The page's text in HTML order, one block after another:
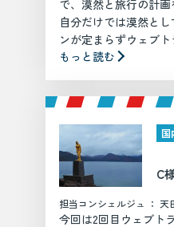
で、漠然と旅行の計画
自分だけでは漠然と
ンが定まらずウェブト
もっと読む
国
C
担当コンシェルジュ ：
今回は2回目ウェブト